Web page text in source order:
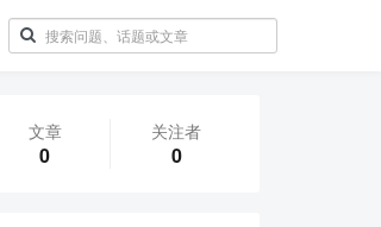
文章
0
关注者
0